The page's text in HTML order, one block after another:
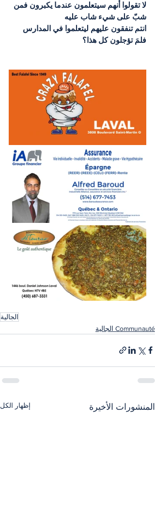
لا تقولوا أنهم سيتعلمون عندما يكبرون فمن
شبّ على شيء شاب عليه
انتم تنفقون عليهم ليتعلموا في المدارس
فلمَ تؤجلون كل هذا؟
الجالية
Communauté الجالية
المنشورات الأخيرة إظهار الكل